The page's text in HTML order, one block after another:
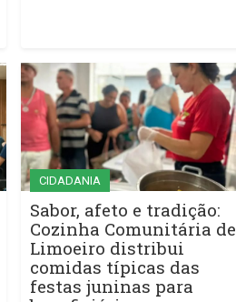
CIDADANIA
Sabor, afeto e tradição:
Cozinha Comunitária de
Limoeiro distribui
comidas típicas das
festas juninas para